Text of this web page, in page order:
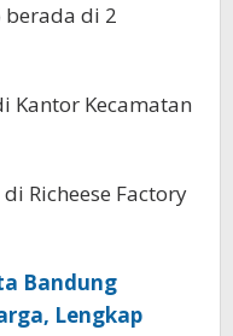
berada di 2
Kantor Kecamatan
Richeese Factory
Bandung
Lengkap